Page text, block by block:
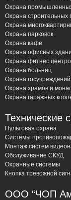
Охрана
Охрана строительных
Охрана
Охрана парковок
Охрана кафе
Охрана офисных
Охрана фитнес
Охрана больниц
Охрана госучреждений
Охрана храмов и
Охрана гаражных
Технические
Пультовая охрана
Системы
Монтаж систем
Обслуживание СКУД
Охранные системы
Кнопка тревожной
ООО “ЧОП